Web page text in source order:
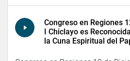
Congreso en Regiones
I Chiclayo es
la Cuna Espiritual del